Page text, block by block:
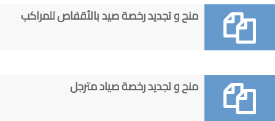
منح و تجديد رخصة صيد بالأقفاص للمراكب
منح و تجديد رخصة صياد مترجل